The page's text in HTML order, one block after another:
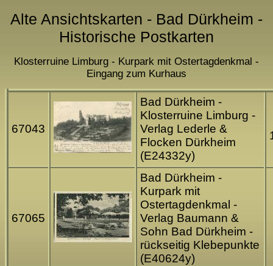
Alte Ansichtskarten - Bad Dürkheim -
Historische Postkarten
Klosterruine Limburg - Kurpark mit Ostertagdenkmal -
Eingang zum Kurhaus
67043
Bad Dürkheim -
Klosterruine Limburg -
Verlag Lederle &
Flocken Dürkheim
(E24332y)
67065
Bad Dürkheim -
Kurpark mit
Ostertagdenkmal -
Verlag Baumann &
Sohn Bad Dürkheim -
rückseitig Klebepunkte
(E40624y)